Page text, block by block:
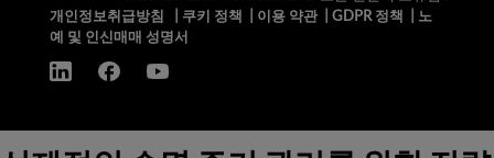
개인정보취급방침
쿠키 정책 이용 약관| GDPR 정책
노
예 및 인신매매 성명서